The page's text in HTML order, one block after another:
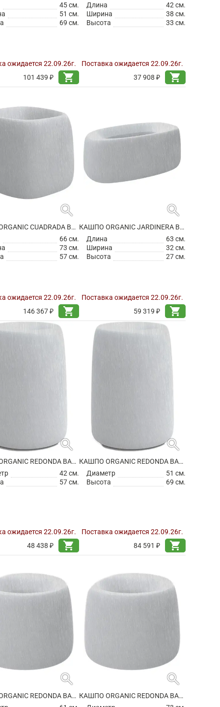
45 см.
51 см.
69 см.
ожидается 22.09.26г.
101 439 ₽
shopping_cart
Длина
42 см.
Ширина
38 см.
Высота
33 см.
Поставка ожидается 22.09.26г.
37 908 ₽
shopping_cart
search
КАШПО ORGANIC CUADRADA BASIC SQUARE
66 см.
73 см.
57 см.
ожидается 22.09.26г.
146 367 ₽
shopping_cart
search
КАШПО ORGANIC JARDINERA BASIC RECTANGLE
Длина
63 см.
Ширина
32 см.
Высота
27 см.
Поставка ожидается 22.09.26г.
59 319 ₽
shopping_cart
search
КАШПО ORGANIC REDONDA BASIC ROUND HIGH
42 см.
57 см.
ожидается 22.09.26г.
48 438 ₽
shopping_cart
search
КАШПО ORGANIC REDONDA BASIC ROUND HIGH
Диаметр
51 см.
Высота
69 см.
Поставка ожидается 22.09.26г.
84 591 ₽
shopping_cart
search
КАШПО ORGANIC REDONDA BASIC ROUND
search
КАШПО ORGANIC REDONDA BASIC ROUND